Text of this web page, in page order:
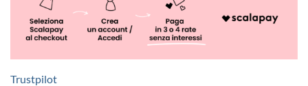
Trustpilot